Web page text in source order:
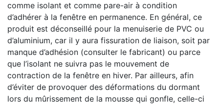
comme isolant et comme pare-air à condition
d’adhérer à la fenêtre en permanence. En général, ce
produit est déconseillé pour la menuiserie de PVC ou
d’aluminium, car il y aura fissuration de liaison, soit par
manque d’adhésion (consulter le fabricant) ou parce
que l’isolant ne suivra pas le mouvement de
contraction de la fenêtre en hiver. Par ailleurs, afin
d’éviter de provoquer des déformations du dormant
lors du mûrissement de la mousse qui gonfle, celle-ci